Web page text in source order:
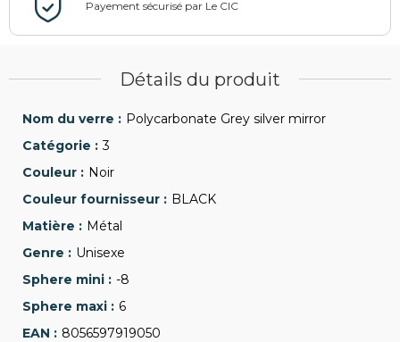
Détails du produit
Polycarbonate Grey silver mirror
3
Noir
BLACK
Métal
Unisexe
-8
6
8056597919050